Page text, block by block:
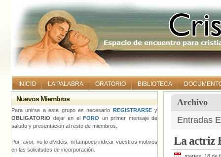
INICIO LA PALABRA ORATORIO BIBLIOTECA
Archivo
Entradas
La actriz
Nuevos Miembros
Para unirse a este grupo es necesario REGISTRARSEy
OBLIGATORIO dejar en el FORO un primer mensaje de
saludo y presentación al resto de miembros.
Por favor, no lo olvidéis, ni tampoco indicar vuestros motivos
en las solicitudes de incorporación.